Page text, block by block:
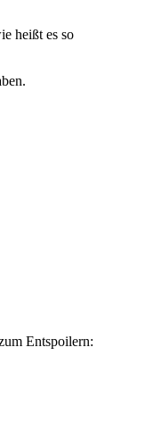
heißt es so
Entspoilern: